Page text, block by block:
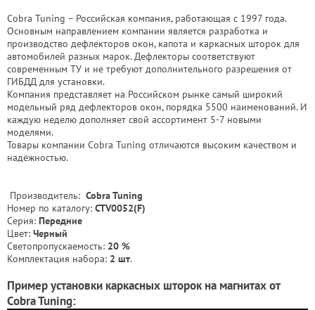
Cobra Tuning – Российская компания, работающая с 1997 года.
Основным направлением компании является разработка и
производство дефлекторов окон, капота и каркасных шторок для
автомобилей разных марок. Дефлекторы соответствуют
современным ТУ и не требуют дополнительного разрешения от
ГИБДД для установки.
Компания представляет на Российском рынке самый широкий
модельный ряд дефлекторов окон, порядка 5500 наименований. И
каждую неделю дополняет свой ассортимент 5-7 новыми
моделями.
Товары компании Cobra Tuning отличаются высоким качеством и
надёжностью.
Производитель: Cobra Tuning
Номер по каталогу: CTV0052(F)
Серия: Передние
Цвет: Черный
Светопропускаемость: 20 %
Комплектация набора: 2 шт.
Пример установки каркасных шторок на магнитах от
Cobra Tuning: